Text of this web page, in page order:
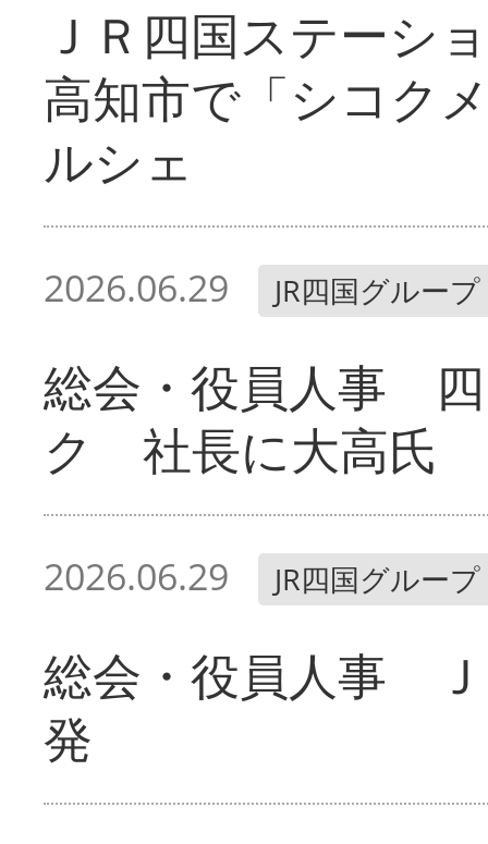
ＪＲ四国ステー
高知市で「シコク
ルシェ
2026.06.29 JR四国グループ
総会・役員人事
ク 社長に大高氏
2026.06.29 JR四国グループ
総会・役員人事
発